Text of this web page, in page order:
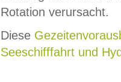
Rotation verursacht.
Diese
Seeschifffahrt und